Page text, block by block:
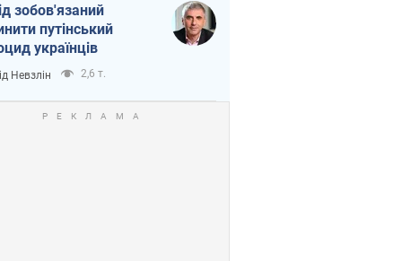
зобов'язаний
путінський
українців
Невзлін 2,6 т.